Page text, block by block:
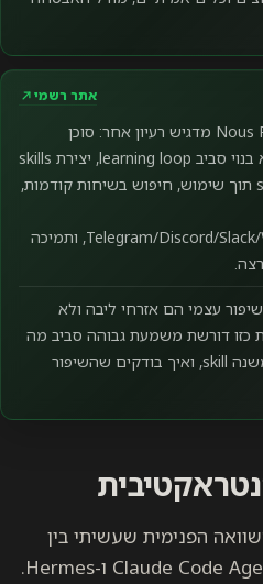
אתר רשמי
Hermes של Nous Research מדגיש רעיון אחר: סוכן
שמשתפר עם הזמן. הוא בנוי סביב learning loop, יצירת skills
מתוך ניסיון, שיפור skills תוך שימוש, חיפוש בשיחות קודמות,
Telegram/Discord/Slack/WhatsApp/Signal/CLI, ותמיכה
עצמי הם אזרחי ליבה ולא
כזו דורשת משמעת גבוהה סביב מה
הסוכן לומד, מתי הוא משנה skill, ואיך בודקים שהשיפור
הפנימית שעשיתי בין
שלוש גישות: Claude Code Agents, OpenClaw ו-Hermes.